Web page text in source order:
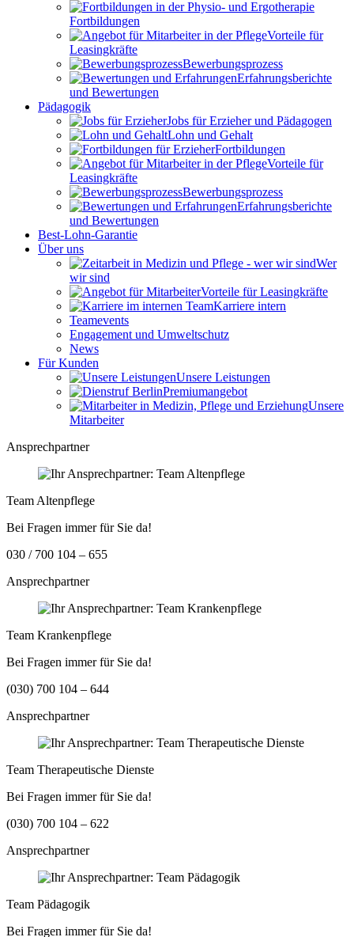
Fortbildungen
Vorteile für
Leasingkräfte
Bewerbungsprozess
Erfahrungsberichte
und Bewertungen
Pädagogik
Jobs für Erzieher und Pädagogen
Lohn und Gehalt
Fortbildungen
Vorteile für
Leasingkräfte
Bewerbungsprozess
Erfahrungsberichte
und Bewertungen
Best-Lohn-Garantie
Über uns
Wer
wir sind
Vorteile für Leasingkräfte
Karriere intern
Teamevents
Engagement und Umweltschutz
News
Für Kunden
Unsere Leistungen
Premiumangebot
Unsere
Mitarbeiter
Ansprechpartner
Team Altenpflege
Bei Fragen immer für Sie da!
030 / 700 104 – 655
Ansprechpartner
Team Krankenpflege
Bei Fragen immer für Sie da!
(030) 700 104 – 644
Ansprechpartner
Team Therapeutische Dienste
Bei Fragen immer für Sie da!
(030) 700 104 – 622
Ansprechpartner
Team Pädagogik
Bei Fragen immer für Sie da!